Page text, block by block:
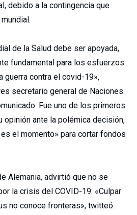
debido a la contingencia que
de la Salud debe ser apoyada,
fundamental para los esfuerzos
guerra contra el covid-19»,
secretario general de Naciones
Fue uno de los primeros
opinión ante la polémica decisión,
el momento» para cortar fondos
Alemania, advirtió que no se
la crisis del COVID-19: «Culpar
no conoce fronteras», twitteó.